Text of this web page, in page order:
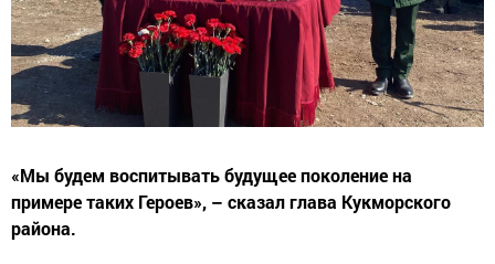
«Мы будем воспитывать будущее поколение на
примере таких Героев», – сказал глава Кукморского
района.